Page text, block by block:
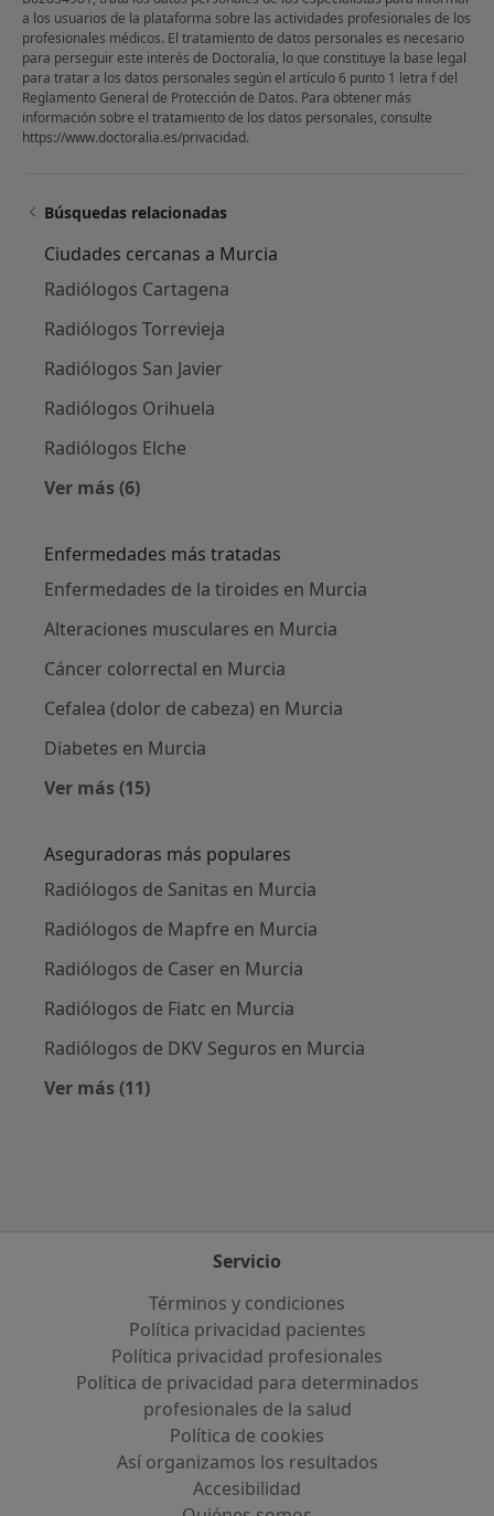
a los usuarios de la plataforma sobre las actividades profesionales de los
profesionales médicos. El tratamiento de datos personales es necesario
para perseguir este interés de Doctoralia, lo que constituye la base legal
para tratar a los datos personales según el artículo 6 punto 1 letra f del
Reglamento General de Protección de Datos. Para obtener más
información sobre el tratamiento de los datos personales, consulte
https://www.doctoralia.es/privacidad.
Búsquedas relacionadas
Ciudades cercanas a Murcia
Radiólogos Cartagena
Radiólogos Torrevieja
Radiólogos San Javier
Radiólogos Orihuela
Radiólogos Elche
Ver más (6)
Enfermedades más tratadas
Enfermedades de la tiroides en Murcia
Alteraciones musculares en Murcia
Cáncer colorrectal en Murcia
Cefalea (dolor de cabeza) en Murcia
Diabetes en Murcia
Ver más (15)
Aseguradoras más populares
Radiólogos de Sanitas en Murcia
Radiólogos de Mapfre en Murcia
Radiólogos de Caser en Murcia
Radiólogos de Fiatc en Murcia
Radiólogos de DKV Seguros en Murcia
Ver más (11)
Servicio
Términos y condiciones
Política privacidad pacientes
Política privacidad profesionales
Política de privacidad para determinados
profesionales de la salud
Política de cookies
Así organizamos los resultados
Accesibilidad